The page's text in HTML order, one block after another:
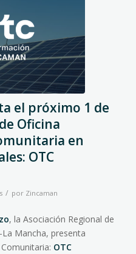
el próximo 1 de
Oficina
en
OTC
/ por Zincaman
, la Asociación Regional de
La Mancha, presenta
: OTC